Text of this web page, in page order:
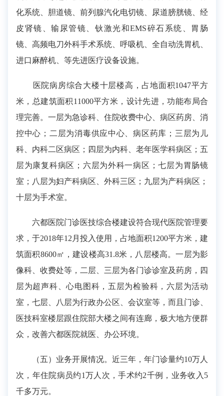
化系统、胆道镜、前列腺汽化电切镜、尿道膀胱镜、经
皮肾镜、输尿管镜、钬激光和EMS碎石系统、胃肠
镜、高频电刀外科手术系统、呼吸机、全自动洗胃机、
进口麻醉机、等先进医疗设备设施。
医院病房综合大楼十层楼高，占地面积1047平方
米，总建筑面积11000平方米，设计先进，功能布局合
理完善。一层为急诊科、住院收费中心、病区药房、消
控中心；二层为消毒供应中心、病区药库；三层为儿
科、内科二区病区；四层为内科、老年医学科病区；五
层为康复科病区；六层为外科一病区；七层为胃肠镜
室；八层为妇产科病区、外科三区；九层为产科病区；
十层为手术室。
六都医院门诊医技综合楼建设符合现代医院管理要
求，于2018年12月投入使用，占地面积1200平方米，建
筑面积8600㎡，建设楼高31.8米，八层楼高。一层为影
像科、收费处等，二层、三层为各门诊诊室及药房，四
层为超声科、心电图科，五层为检验科，六层为活动
室，七层、八层为行政办公区、会议室等，而且门诊、
医技科室楼层跟住院部大楼之间有连廊，极大地方便群
众，改善六都医院就医、办公环境。
（五）业务开展情况。近三年，年门诊量约10万人
次，年住院病员约1万人次，手术约2千例，业务收入5
千多万元。